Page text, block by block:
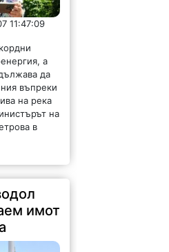
11:47:09
а
да
въпреки
на река
на
в
имот